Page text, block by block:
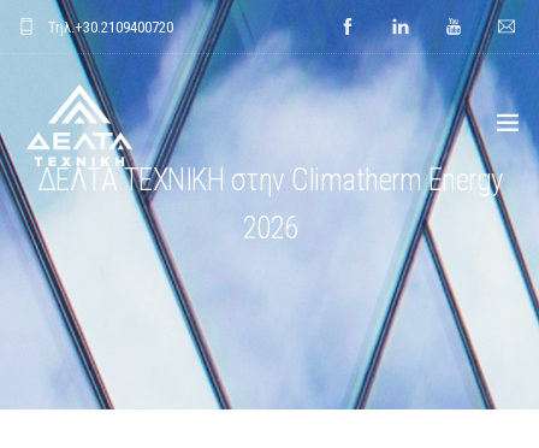
Τηλ.+30.2109400720
ΑΡΧΙΚΗ
ΕΤΑΙΡΕΙΑ
ΕΦΑΡΜΟΓΕΣ
ΕΝΔΕΙΚΤΙΚΑ ΕΡΓΑ
ΔΕΛΤΑ ΤΕΧΝΙΚΗ στην Climatherm Energy
2026